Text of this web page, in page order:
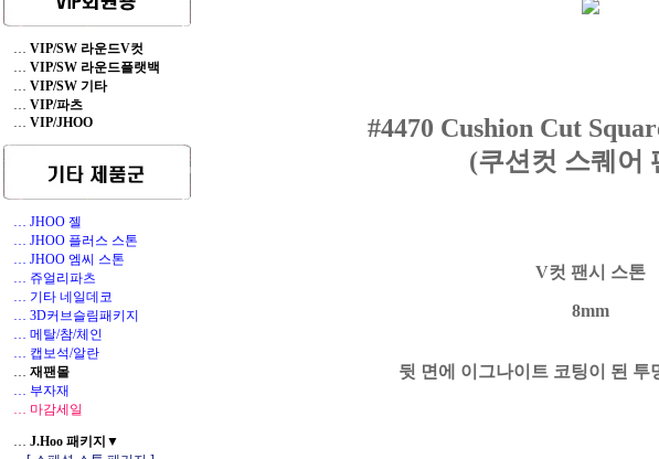
… VIP/SW 라운드V컷
… VIP/SW 라운드플랫백
… VIP/SW 기타
… VIP/파츠
… VIP/JHOO
… JHOO 젤
… JHOO 플러스 스톤
… JHOO 엠씨 스톤
… 쥬얼리파츠
… 기타 네일데코
… 3D커브슬림패키지
… 메탈/참/체인
… 캡보석/알란
… 재팬몰
… 부자재
… 마감세일
… J.Hoo 패키지▼
#4470 Cushion Cut
(쿠션컷 스퀘어
V컷 팬시 스톤
8mm
뒷 면에 이그나이트 코팅이 된 투